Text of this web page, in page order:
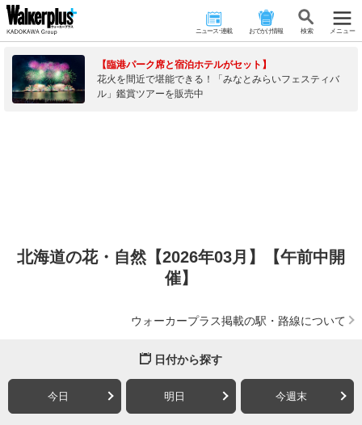
ニュース･連載 おでかけ情報 検 索 メニュー
【臨港パーク席と宿泊ホテルがセット】
花火を間近で堪能できる！「みなとみらいフェスティバ
ル」鑑賞ツアーを販売中
北海道の花・自然【2026年03月】【午前中開
催】
ウォーカープラス掲載の駅・路線について
日付から探す
今日 明日 今週末